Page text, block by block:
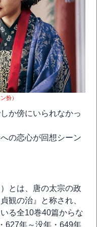
扮）
か傍にいられなかっ
の恋心が回想シーン
とは、唐の太宗の政
観の治』と称され、
る全10巻40篇からな
627年～没年・649年